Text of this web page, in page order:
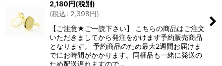
2,180円(税別)
(税込: 2,398円)
【ご注意★ご一読下さい】 こちらの商品はご注文
いただきましてから発注をかけます予約販売商品
となります。 予約商品のため最大2週間お届けま
でにお時間がかかります。同梱品も一緒に発送の
ため配送遅れますので…